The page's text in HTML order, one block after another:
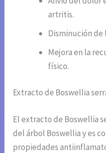
artritis.
Disminución
Mejora en la
físico.
Extracto de Boswellia
El extracto de Boswellia
del árbol Boswellia y es
propiedades